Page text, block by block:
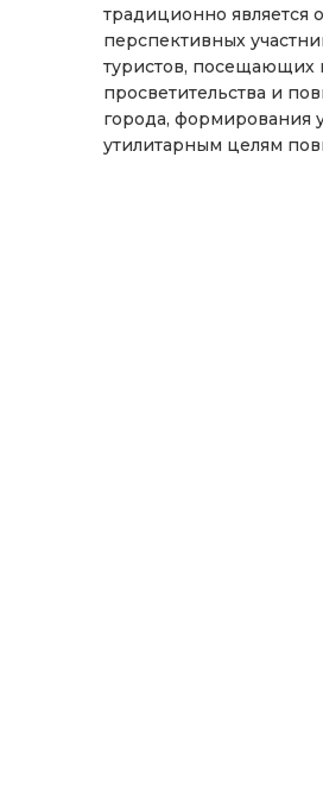
традиционно является
перспективных
туристов, посещающих
просветительства и
города, формирования
утилитарным целям